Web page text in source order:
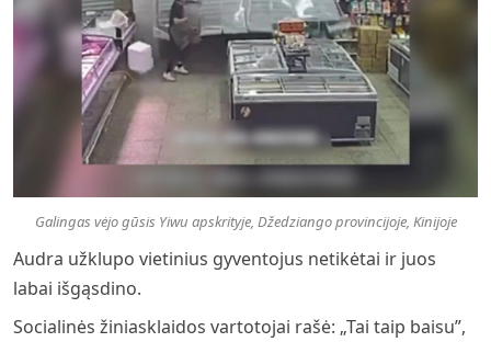
Galingas vėjo gūsis Yiwu apskrityje, Džedziango provincijoje, Kinijoje
Audra užklupo vietinius gyventojus netikėtai ir juos
labai išgąsdino.
Socialinės žiniasklaidos vartotojai rašė: „Tai taip baisu”,